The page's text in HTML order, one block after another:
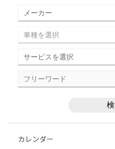
カレンダー